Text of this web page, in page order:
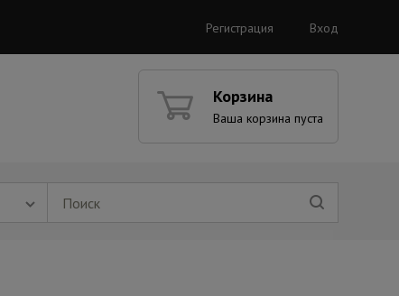
Регистрация Вход
Корзина
Ваша корзина пуста